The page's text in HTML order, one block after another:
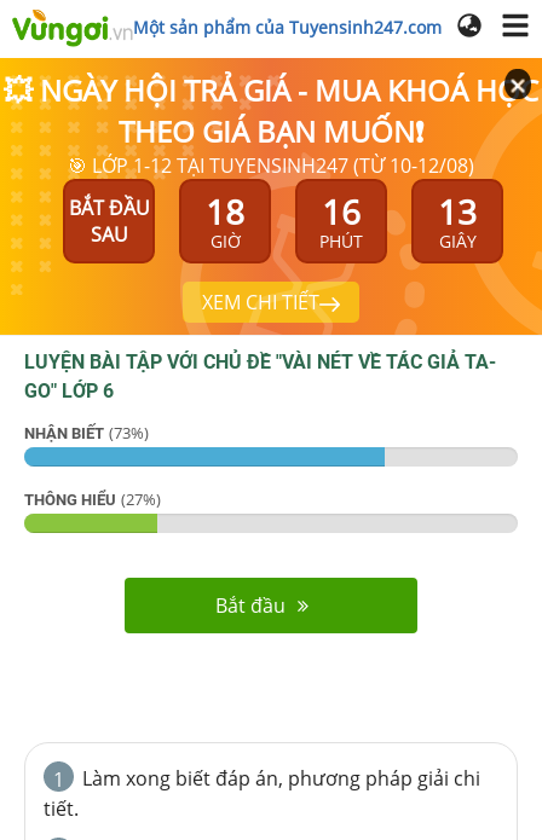
Một sản phẩm của Tuyensinh247.com
💥 NGÀY HỘI TRẢ GIÁ - MUA KHOÁ HỌC
THEO GIÁ BẠN MUỐN❗
🎯 LỚP 1-12 TẠI TUYENSINH247 (TỪ 10-12/08)
BẮT ĐẦU
SAU
18
GIỜ
16
PHÚT
13
GIÂY
XEM CHI TIẾT
LUYỆN BÀI TẬP VỚI CHỦ ĐỀ "VÀI NÉT VỀ TÁ́C GIẢ TA-
GO" LỚP 6
NHẬN BIẾT (73%)
THÔNG HIỂU (27%)
Bắt đầu
1
Làm xong biết đáp án, phương pháp giải chi
tiết.